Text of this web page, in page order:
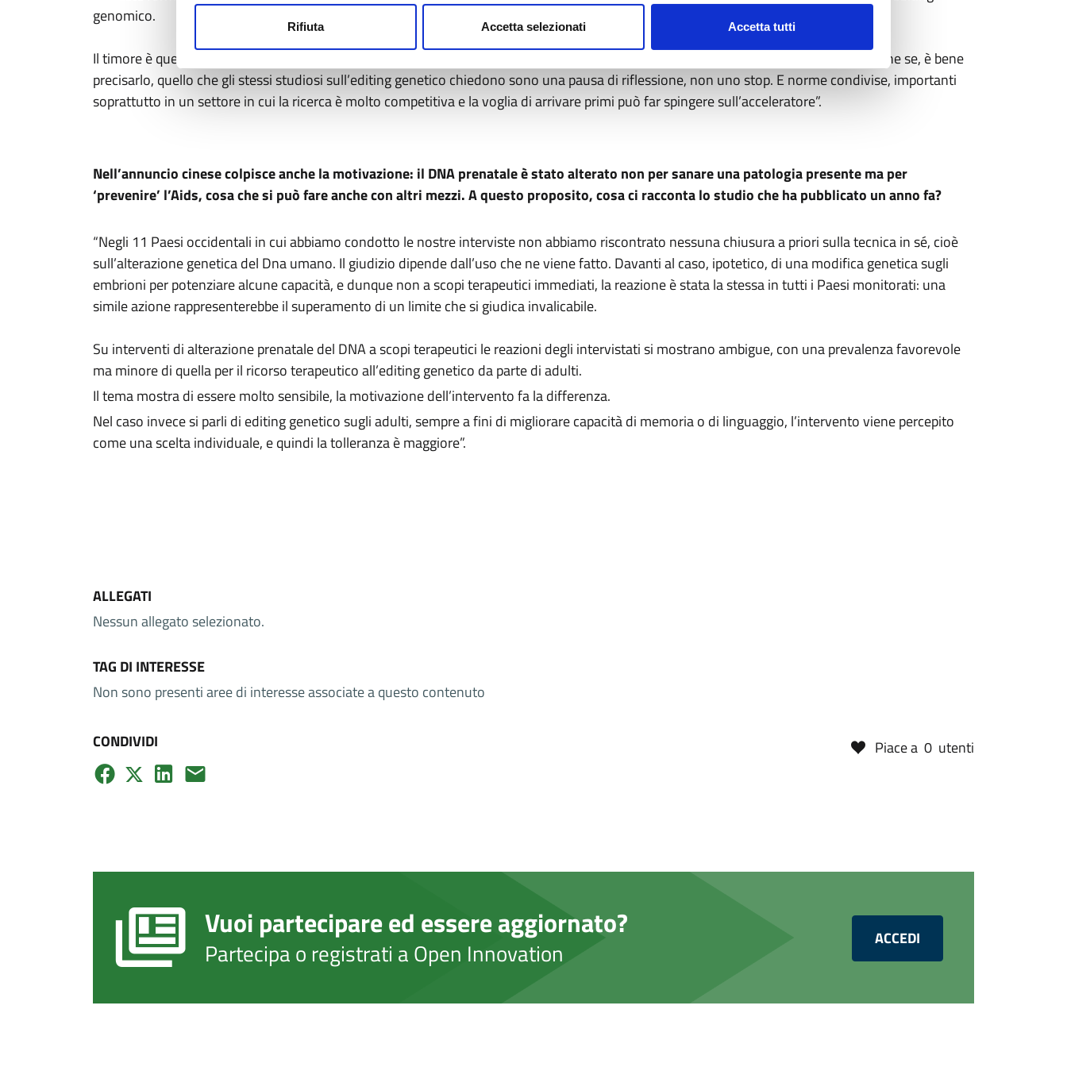
Rifiuta Accetta selezionati Accetta tutti
genomico.
Il timore è quello, ricorrente e rappresentato dal mito di Frankenstein, di una scienza che procede al di fuori di regole concordate. Anche se, è bene
precisarlo, quello che gli stessi studiosi sull’editing genetico chiedono sono una pausa di riflessione, non uno stop. E norme condivise, importanti
soprattutto in un settore in cui la ricerca è molto competitiva e la voglia di arrivare primi può far spingere sull’acceleratore”.
Nell’annuncio cinese colpisce anche la motivazione: il DNA prenatale è stato alterato non per sanare una patologia presente ma per
‘prevenire’ l’Aids, cosa che si può fare anche con altri mezzi. A questo proposito, cosa ci racconta lo studio che ha pubblicato un anno fa?
“Negli 11 Paesi occidentali in cui abbiamo condotto le nostre interviste non abbiamo riscontrato nessuna chiusura a priori sulla tecnica in sé, cioè
sull’alterazione genetica del Dna umano. Il giudizio dipende dall’uso che ne viene fatto. Davanti al caso, ipotetico, di una modifica genetica sugli
embrioni per potenziare alcune capacità, e dunque non a scopi terapeutici immediati, la reazione è stata la stessa in tutti i Paesi monitorati: una
simile azione rappresenterebbe il superamento di un limite che si giudica invalicabile.
Su interventi di alterazione prenatale del DNA a scopi terapeutici le reazioni degli intervistati si mostrano ambigue, con una prevalenza favorevole
ma minore di quella per il ricorso terapeutico all’editing genetico da parte di adulti.
Il tema mostra di essere molto sensibile, la motivazione dell’intervento fa la differenza.
Nel caso invece si parli di editing genetico sugli adulti, sempre a fini di migliorare capacità di memoria o di linguaggio, l’intervento viene percepito
come una scelta individuale, e quindi la tolleranza è maggiore”.
ALLEGATI
Nessun allegato selezionato.
TAG DI INTERESSE
Non sono presenti aree di interesse associate a questo contenuto
CONDIVIDI Piace a 0 utenti
Vuoi partecipare ed essere aggiornato?
Partecipa o registrati a Open Innovation ACCEDI